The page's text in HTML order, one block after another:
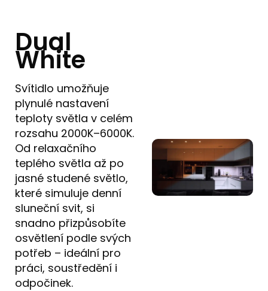
Dual
White
Svítidlo umožňuje
plynulé nastavení
teploty světla v celém
rozsahu 2000K–6000K.
Od relaxačního
teplého světla až po
jasné studené světlo,
které simuluje denní
sluneční svit, si
snadno přizpůsobíte
osvětlení podle svých
potřeb – ideální pro
práci, soustředění i
odpočinek.